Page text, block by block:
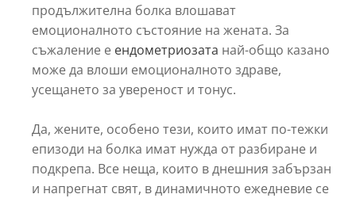
продължителна болка влошават
емоционалното състояние на жената. За
съжаление е ендометриозата най-общо казано
може да влоши емоционалното здраве,
усещането за увереност и тонус.
Да, жените, особено тези, които имат по-тежки
епизоди на болка имат нужда от разбиране и
подкрепа. Все неща, които в днешния забързан
и напрегнат свят, в динамичното ежедневие се